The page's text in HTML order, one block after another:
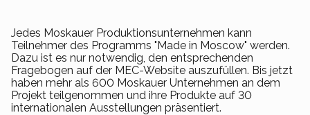
Jedes Moskauer Produktionsunternehmen kann
Teilnehmer des Programms "Made in Moscow" werden.
Dazu ist es nur notwendig, den entsprechenden
Fragebogen auf der MEC-Website auszufüllen. Bis jetzt
haben mehr als 600 Moskauer Unternehmen an dem
Projekt teilgenommen und ihre Produkte auf 30
internationalen Ausstellungen präsentiert.